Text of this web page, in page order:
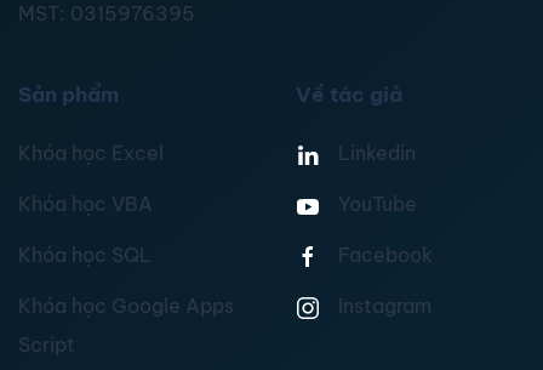
MST: 0315976395
Sản phẩm
Khóa học Excel
Khóa học VBA
Khóa học SQL
Khóa học Google Apps
Script
Về tác giả
Linkedin
YouTube
Facebook
Instagram